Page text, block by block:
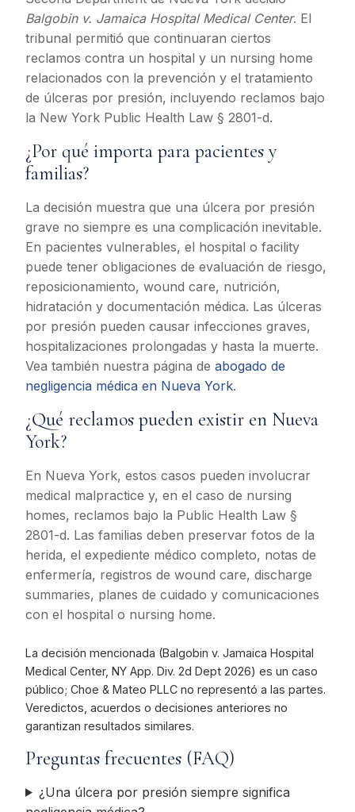
Balgobin v. Jamaica Hospital Medical Center. El
tribunal permitió que continuaran ciertos
reclamos contra un hospital y un nursing home
relacionados con la prevención y el tratamiento
de úlceras por presión, incluyendo reclamos bajo
la New York Public Health Law § 2801-d.
¿Por qué importa para pacientes y
familias?
La decisión muestra que una úlcera por presión
grave no siempre es una complicación inevitable.
En pacientes vulnerables, el hospital o facility
puede tener obligaciones de evaluación de riesgo,
reposicionamiento, wound care, nutrición,
hidratación y documentación médica. Las úlceras
por presión pueden causar infecciones graves,
hospitalizaciones prolongadas y hasta la muerte.
Vea también nuestra página de abogado de
negligencia médica en Nueva York.
¿Qué reclamos pueden existir en Nueva
York?
En Nueva York, estos casos pueden involucrar
medical malpractice y, en el caso de nursing
homes, reclamos bajo la Public Health Law §
2801-d. Las familias deben preservar fotos de la
herida, el expediente médico completo, notas de
enfermería, registros de wound care, discharge
summaries, planes de cuidado y comunicaciones
con el hospital o nursing home.
La decisión mencionada (Balgobin v. Jamaica Hospital
Medical Center, NY App. Div. 2d Dept 2026) es un caso
público; Choe & Mateo PLLC no representó a las partes.
Veredictos, acuerdos o decisiones anteriores no
garantizan resultados similares.
Preguntas frecuentes (FAQ)
¿Una úlcera por presión siempre significa